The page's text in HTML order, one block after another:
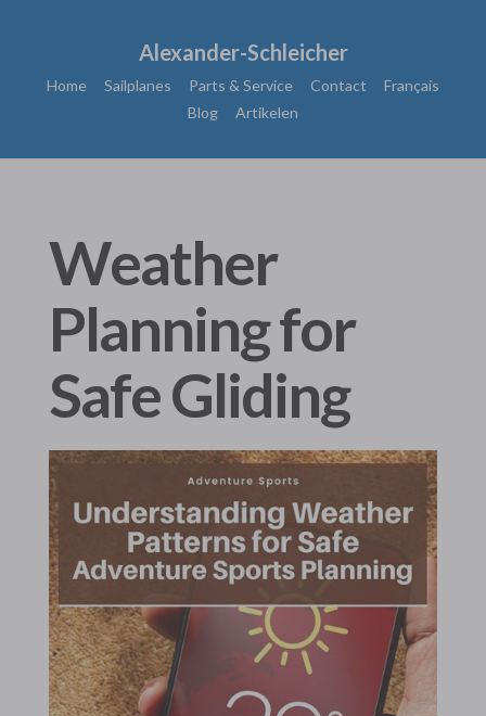
Alexander-Schleicher
Home Sailplanes Parts & Service Contact
Français
Blog
Artikelen
Weather
Planning for
Safe Gliding